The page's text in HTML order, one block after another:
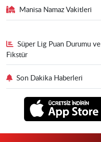
Manisa Namaz Vakitleri
Süper Lig Puan Durumu ve
Fikstür
Son Dakika Haberleri